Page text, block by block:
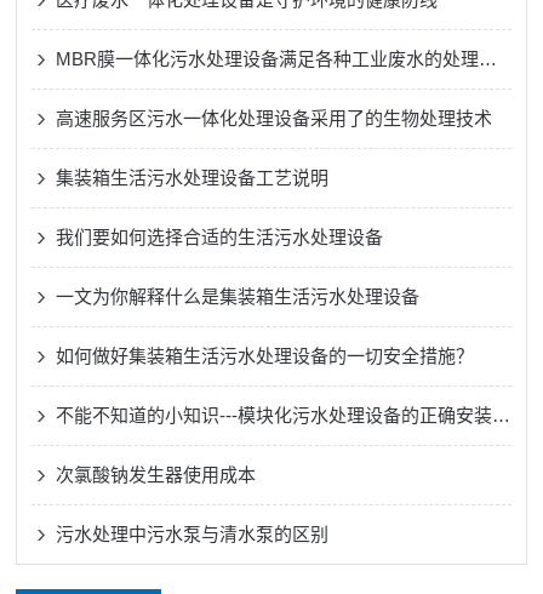
MBR膜一体化污水处理设备满足各种工业废水的处理需求
高速服务区污水一体化处理设备采用了的生物处理技术
集装箱生活污水处理设备工艺说明
我们要如何选择合适的生活污水处理设备
一文为你解释什么是集装箱生活污水处理设备
如何做好集装箱生活污水处理设备的一切安全措施？
不能不知道的小知识---模块化污水处理设备的正确安装方法
次氯酸钠发生器使用成本
污水处理中污水泵与清水泵的区别